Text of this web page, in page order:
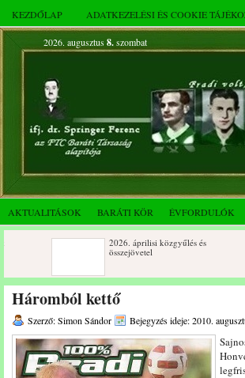
KEZDŐLAP ADATKEZELÉSI ÉS COOKIE
2026. augusztus 8.szombat
AKTUALITÁSOK BARÁTI KÖR ÉVFORDULÓK
2026. áprilisi közgyűlés és
Születésnapi koszorúzások
Az FTC Baráti Kör 2025. októberi
összejövetel
Háromból kettő
Szerző: Simon Sándor Bejegyzés ideje: 2010.